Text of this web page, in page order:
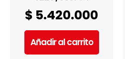
$ 5.420.000
Añadir al carrito